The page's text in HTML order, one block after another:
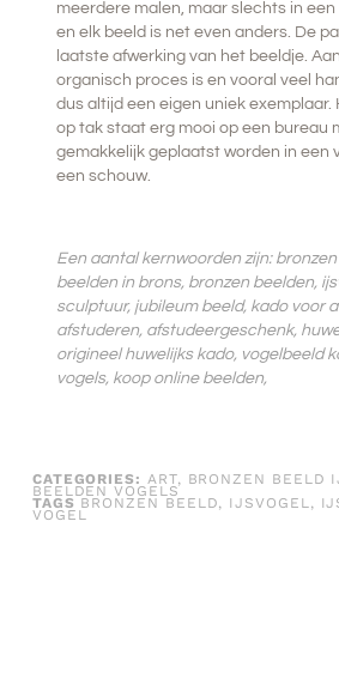
meerdere malen, maar slechts in
en elk beeld is net even anders. De
laatste afwerking van het beeldje.
organisch proces is en vooral veel
dus altijd een eigen uniek exemplaar.
op tak staat erg mooi op een bureau
gemakkelijk geplaatst worden in een
een schouw.
Een aantal kernwoorden zijn:
beelden in brons, bronzen beelden,
sculptuur, jubileum beeld, kado voor
afstuderen, afstudeergeschenk,
origineel huwelijks kado, vogelbeeld
vogels, koop online beelden,
CATEGORIES: ART, BRONZEN BEELD
BEELDEN VOGELS
TAGS BRONZEN BEELD, IJSVOGEL ,
VOGEL